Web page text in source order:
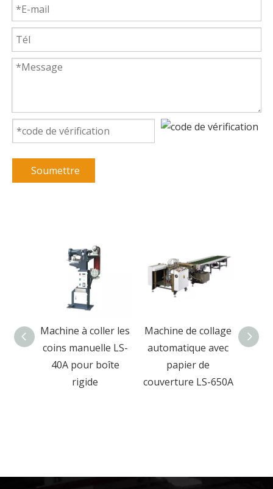
Soumettre
Machine à coller les
coins manuelle LS-
40A pour boîte
rigide
Machine de collage
automatique avec
papier de
couverture LS-650A